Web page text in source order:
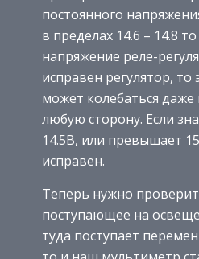
постоянного
в пределах 14.6 – 14.8
напряжение реле-
исправен регулятор, то
может колебаться
любую сторону. Если
14.5В, или превышает
исправен.
Теперь нужно
поступающее на
туда поступает